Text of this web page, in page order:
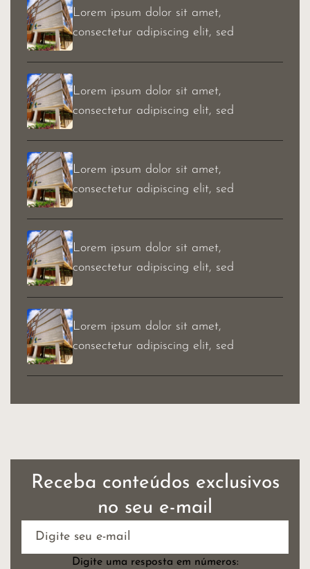
Lorem ipsum dolor sit amet,
consectetur adipiscing elit, sed
Lorem ipsum dolor sit amet,
consectetur adipiscing elit, sed
Lorem ipsum dolor sit amet,
consectetur adipiscing elit, sed
Lorem ipsum dolor sit amet,
consectetur adipiscing elit, sed
Lorem ipsum dolor sit amet,
consectetur adipiscing elit, sed
Receba conteúdos exclusivos
no seu e-mail
Digite uma resposta em números: